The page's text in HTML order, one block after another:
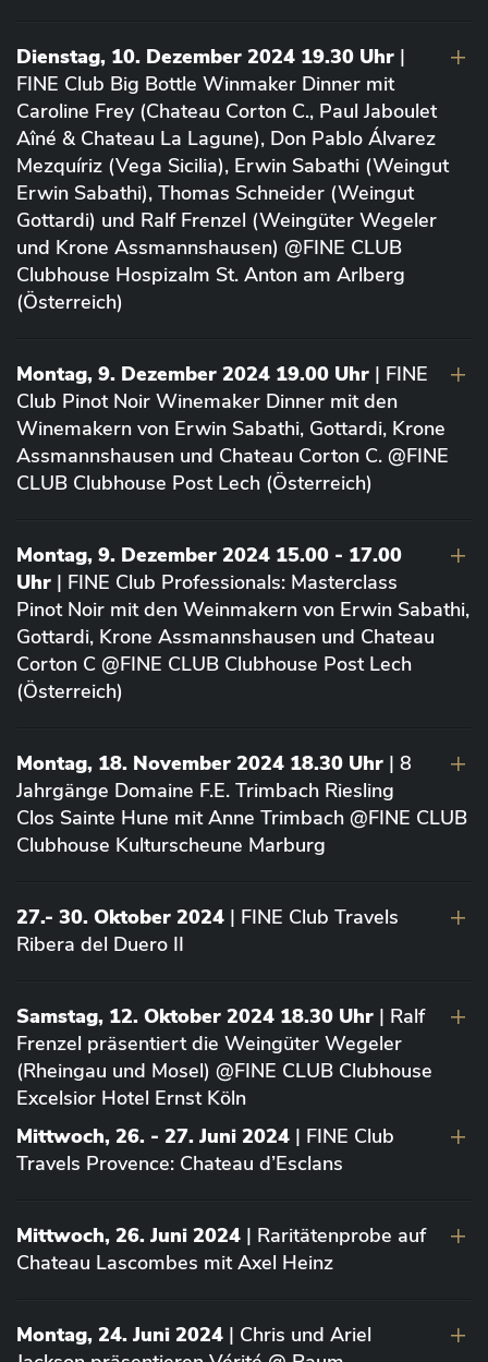
Dienstag, 10. Dezember 2024 19.30 Uhr |
FINE Club Big Bottle Winmaker Dinner mit
Caroline Frey (Chateau Corton C., Paul Jaboulet
Aîné & Chateau La Lagune), Don Pablo Álvarez
Mezquíriz (Vega Sicilia), Erwin Sabathi (Weingut
Erwin Sabathi), Thomas Schneider (Weingut
Gottardi) und Ralf Frenzel (Weingüter Wegeler
und Krone Assmannshausen) @FINE CLUB
Clubhouse Hospizalm St. Anton am Arlberg
(Österreich)
Montag, 9. Dezember 2024 19.00 Uhr | FINE
Club Pinot Noir Winemaker Dinner mit den
Winemakern von Erwin Sabathi, Gottardi, Krone
Assmannshausen und Chateau Corton C. @FINE
CLUB Clubhouse Post Lech (Österreich)
Montag, 9. Dezember 2024 15.00 - 17.00
Uhr | FINE Club Professionals: Masterclass
Pinot Noir mit den Weinmakern von Erwin Sabathi,
Gottardi, Krone Assmannshausen und Chateau
Corton C @FINE CLUB Clubhouse Post Lech
(Österreich)
Montag, 18. November 2024 18.30 Uhr | 8
Jahrgänge Domaine F.E. Trimbach Riesling
Clos Sainte Hune mit Anne Trimbach @FINE CLUB
Clubhouse Kulturscheune Marburg
27.- 30. Oktober 2024 | FINE Club Travels
Ribera del Duero II
Samstag, 12. Oktober 2024 18.30 Uhr | Ralf
Frenzel präsentiert die Weingüter Wegeler
(Rheingau und Mosel) @FINE CLUB Clubhouse
Excelsior Hotel Ernst Köln
Mittwoch, 26. - 27. Juni 2024 | FINE Club
Travels Provence: Chateau d’Esclans
Mittwoch, 26. Juni 2024 | Raritätenprobe auf
Chateau Lascombes mit Axel Heinz
Montag, 24. Juni 2024 | Chris und Ariel